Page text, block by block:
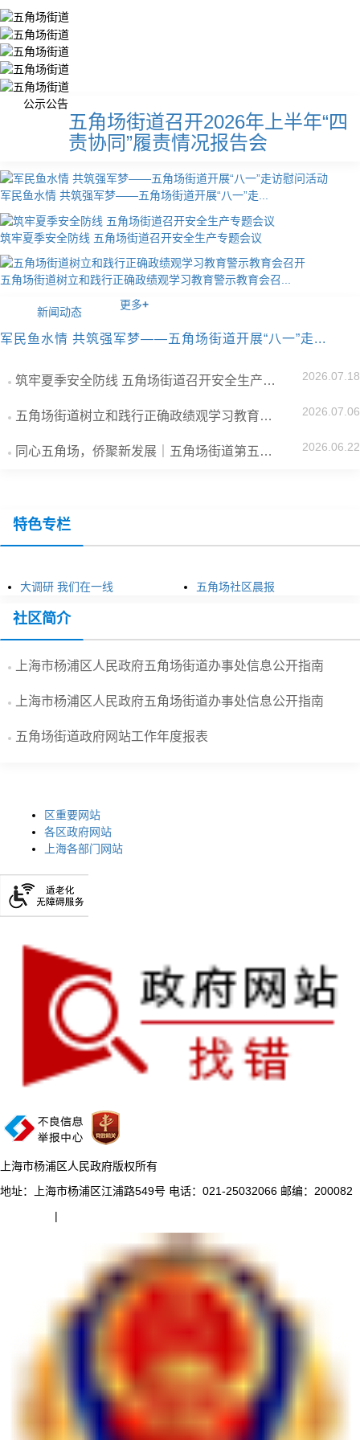
公示公告
五角场街道召开2026年上半年“四
责协同”履责情况报告会
军民鱼水情 共筑强军梦——五角场街道开展“八一”走...
筑牢夏季安全防线 五角场街道召开安全生产专题会议
五角场街道树立和践行正确政绩观学习教育警示教育会召...
新闻动态
更多+
军民鱼水情 共筑强军梦——五角场街道开展“八一”走...
筑牢夏季安全防线 五角场街道召开安全生产专题会议 2026.07.18
五角场街道树立和践行正确政绩观学习教育警示教育会召... 2026.07.06
同心五角场，侨聚新发展｜五角场街道第五次归侨侨眷代... 2026.06.22
特色专栏
大调研 我们在一线 五角场社区晨报
社区简介
上海市杨浦区人民政府五角场街道办事处信息公开指南
上海市杨浦区人民政府五角场街道办事处信息公开指南
五角场街道政府网站工作年度报表
区重要网站
各区政府网站
上海各部门网站
上海市杨浦区人民政府版权所有
地址：上海市杨浦区江浦路549号 电话：021-25032066 邮编：200082
|